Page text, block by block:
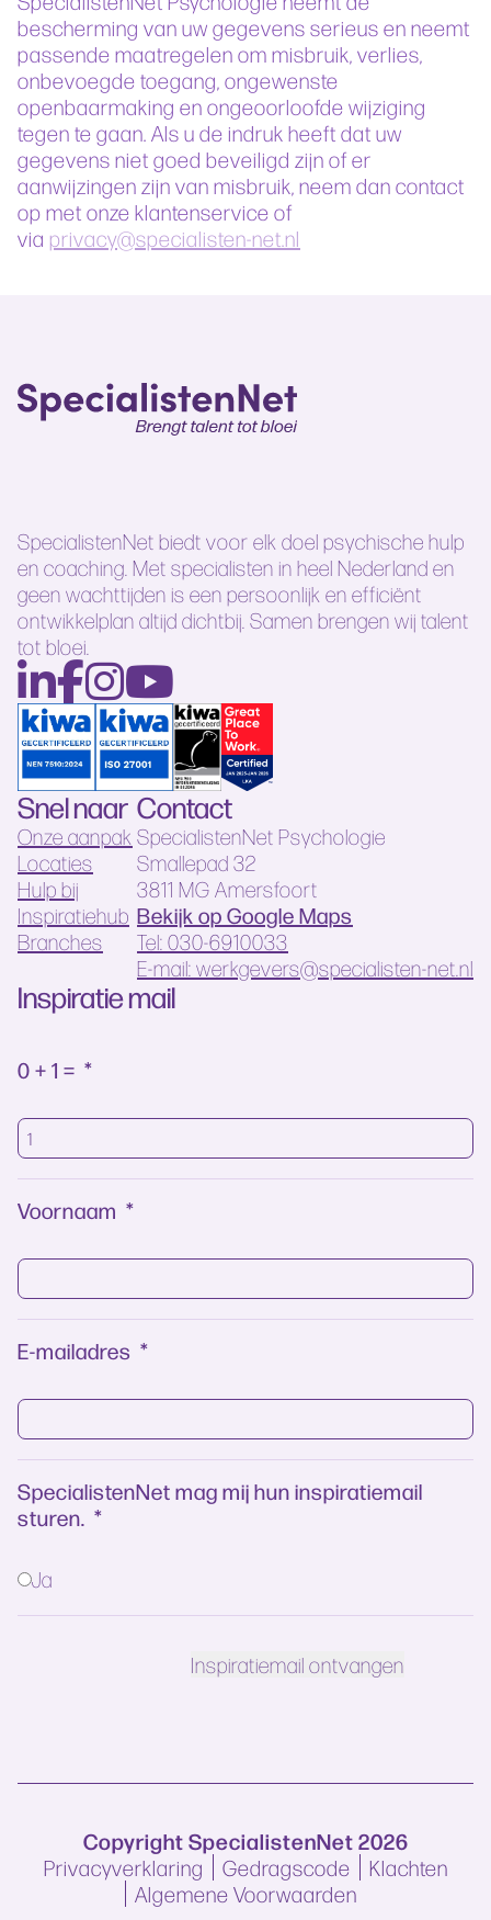
bescherming van uw gegevens serieus en neemt
passende maatregelen om misbruik, verlies,
onbevoegde toegang, ongewenste
openbaarmaking en ongeoorloofde wijziging
tegen te gaan. Als u de indruk heeft dat uw
gegevens niet goed beveiligd zijn of er
aanwijzingen zijn van misbruik, neem dan contact
op met onze klantenservice of
via privacy@specialisten-net.nl
SpecialistenNet biedt voor elk doel psychische hulp
en coaching. Met specialisten in heel Nederland en
geen wachttijden is een persoonlijk en efficiënt
ontwikkelplan altijd dichtbij. Samen brengen wij talent
tot bloei.
Snel naar
Onze aanpak
Locaties
Hulp bij
Inspiratiehub
Branches
Contact
SpecialistenNet Psychologie
Smallepad 32
3811 MG Amersfoort
Bekijk op Google Maps
Tel: 030-6910033
E-mail: werkgevers@specialisten-net.nl
Inspiratie mail
0 + 1 = *
Voornaam *
E-mailadres *
SpecialistenNet mag mij hun inspiratiemail
sturen. *
Ja
Copyright SpecialistenNet 2026
Privacyverklaring Gedragscode
Klachten
Algemene Voorwaarden